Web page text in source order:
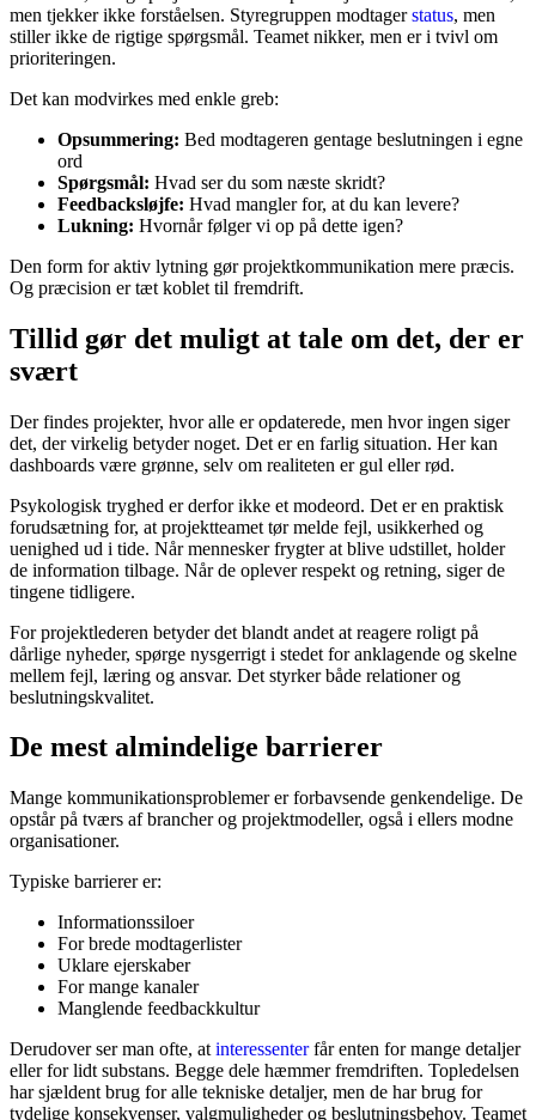
men tjekker ikke forståelsen. Styregruppen modtagerstatus, men
stiller ikke de rigtige spørgsmål. Teamet nikker, men er i tvivl om
prioriteringen.
Det kan modvirkes med enkle greb:
Opsummering: Bed modtageren gentage beslutningen i egne
ord
Spørgsmål: Hvad ser du som næste skridt?
Feedbacksløjfe: Hvad mangler for, at du kan levere?
Lukning: Hvornår følger vi op på dette igen?
Den form for aktiv lytning gør projektkommunikation mere præcis.
Og præcision er tæt koblet til fremdrift.
Tillid gør det muligt at tale om det, der er
svært
Der findes projekter, hvor alle er opdaterede, men hvor ingen siger
det, der virkelig betyder noget. Det er en farlig situation. Her kan
dashboards være grønne, selv om realiteten er gul eller rød.
Psykologisk tryghed er derfor ikke et modeord. Det er en praktisk
forudsætning for, at projektteamet tør melde fejl, usikkerhed og
uenighed ud i tide. Når mennesker frygter at blive udstillet, holder
de information tilbage. Når de oplever respekt og retning, siger de
tingene tidligere.
For projektlederen betyder det blandt andet at reagere roligt på
dårlige nyheder, spørge nysgerrigt i stedet for anklagende og skelne
mellem fejl, læring og ansvar. Det styrker både relationer og
beslutningskvalitet.
De mest almindelige barrierer
Mange kommunikationsproblemer er forbavsende genkendelige. De
opstår på tværs af brancher og projektmodeller, også i ellers modne
organisationer.
Typiske barrierer er:
Informationssiloer
For brede modtagerlister
Uklare ejerskaber
For mange kanaler
Manglende feedbackkultur
Derudover ser man ofte, at interessenterfår enten for mange detaljer
eller for lidt substans. Begge dele hæmmer fremdriften. Topledelsen
har sjældent brug for alle tekniske detaljer, men de har brug for
tydelige konsekvenser, valgmuligheder og beslutningsbehov. Teamet